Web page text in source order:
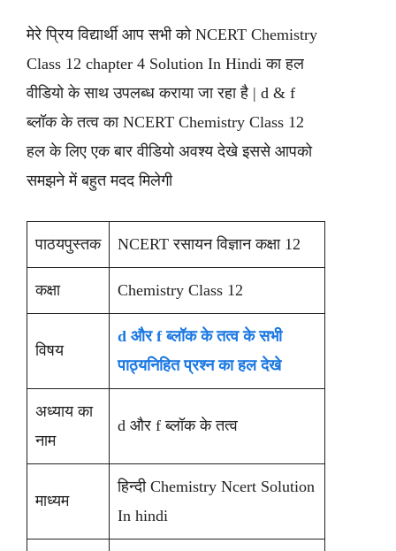
मेरे प्रिय विद्यार्थी आप सभी को NCERT Chemistry
Class 12 chapter 4 Solution In Hindi का हल
वीडियो के साथ उपलब्ध कराया जा रहा है | d & f
ब्लॉक के तत्व का NCERT Chemistry Class 12
हल के लिए एक बार वीडियो अवश्य देखे इससे आपको
समझने में बहुत मदद मिलेगी
पाठयपुस्तक NCERT रसायन विज्ञान कक्षा 12
कक्षा Chemistry Class 12
विषय
d और f ब्लॉक के तत्व के सभी
पाठ्यनिहित प्रश्न का हल देखे
अध्याय का
नाम
d और f ब्लॉक के तत्व
माध्यम
हिन्दी Chemistry Ncert Solution
In hindi